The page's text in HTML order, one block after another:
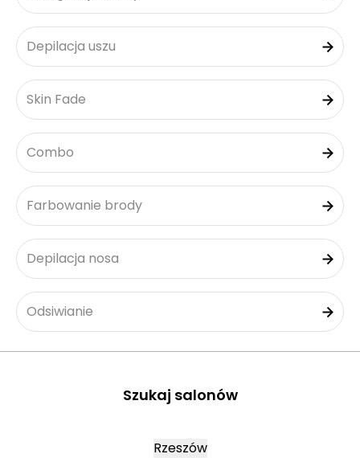
Depilacja uszu
Skin Fade
Combo
Farbowanie brody
Depilacja nosa
Odsiwianie
Szukaj salonów
Rzeszów